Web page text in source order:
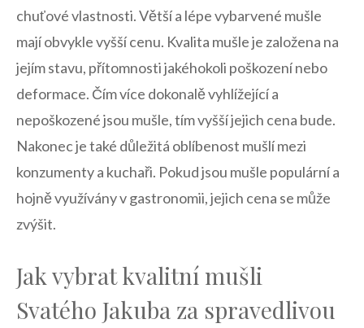
chuťové vlastnosti. Větší⁣ a lépe vybarvené mušle
mají⁢ obvykle vyšší cenu. Kvalita ⁤mušle⁤ je ⁤založena na
jejím‍ stavu, přítomnosti jakéhokoli poškození nebo
deformace. Čím ‌více dokonalě vyhlížející ⁢a
nepoškozené jsou ⁢mušle, tím vyšší‌ jejich⁣ cena bude.
Nakonec je také důležitá oblíbenost mušlí‍ mezi‌
konzumenty a kuchaři. Pokud jsou mušle populární a
hojně využívány ⁤v gastronomii, jejich ​cena‍ se může
zvýšit.
Jak vybrat kvalitní mušli
Svatého Jakuba za spravedlivou